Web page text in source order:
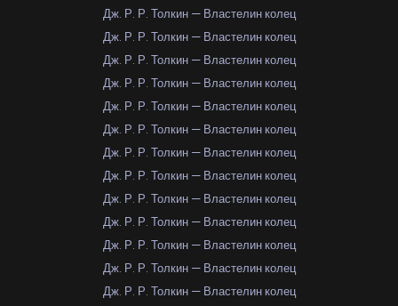
Дж. Р. Р. Толкин — Властелин колец
Дж. Р. Р. Толкин — Властелин колец
Дж. Р. Р. Толкин — Властелин колец
Дж. Р. Р. Толкин — Властелин колец
Дж. Р. Р. Толкин — Властелин колец
Дж. Р. Р. Толкин — Властелин колец
Дж. Р. Р. Толкин — Властелин колец
Дж. Р. Р. Толкин — Властелин колец
Дж. Р. Р. Толкин — Властелин колец
Дж. Р. Р. Толкин — Властелин колец
Дж. Р. Р. Толкин — Властелин колец
Дж. Р. Р. Толкин — Властелин колец
Дж. Р. Р. Толкин — Властелин колец